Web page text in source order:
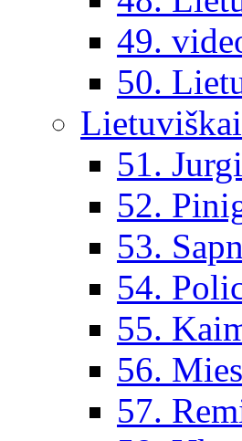
49.
50.
51.
52.
53.
54.
55.
56.
57.